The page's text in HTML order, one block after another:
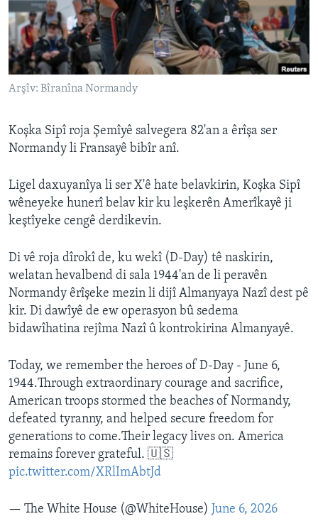
ÇAND Û HUNER
SERNIVÎS
SORANÎ
FOLLOW US
Zimanên Din
Arşîv: Bîranîna Normandy
Koşka Sipî roja Şemîyê salvegera 82'an a êrîşa ser
Normandy li Fransayê bibîr anî.
Ligel daxuyanîya li ser X'ê hate belavkirin, Koşka Sipî
wêneyeke hunerî belav kir ku leşkerên Amerîkayê ji
keştîyeke cengê derdikevin.
Di vê roja dîrokî de, ku wekî (D-Day) tê naskirin,
welatan hevalbend di sala 1944'an de li peravên
Normandy êrîşeke mezin li dijî Almanyaya Nazî dest pê
kir. Di dawîyê de ew operasyon bû sedema
bidawîhatina rejîma Nazî û kontrokirina Almanyayê.
Today, we remember the heroes of D-Day - June 6,
1944.Through extraordinary courage and sacrifice,
American troops stormed the beaches of Normandy,
defeated tyranny, and helped secure freedom for
generations to come.Their legacy lives on. America
remains forever grateful. 🇺🇸
pic.twitter.com/XRlImAbtJd
— The White House (@WhiteHouse) June 6, 2026